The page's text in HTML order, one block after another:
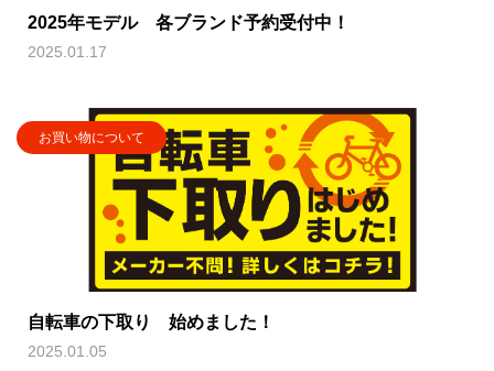
2025年モデル 各ブランド予約受付中！
2025.01.17
お買い物について
自転車の下取り 始めました！
2025.01.05